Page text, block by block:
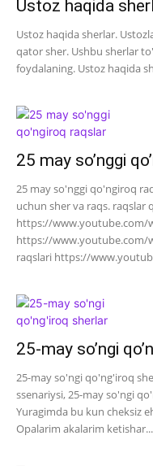
Ustoz haqida
Ustoz haqida sherlar.
qator sher. Ushbu sherlar
foydalaning. Ustoz haqida
25 may so’nggi
25 may so'nggi qo'ngiroq
uchun sher va raqs. raqslar
https://www.youtube.com/
https://www.youtube.com/
raqslari https://
25-may so’ngi
25-may so'ngi qo'ng'iroq
ssenariysi, 25-may so'ngi
Yuragimda bu kun cheksiz
Opalarim akalarim ketishar...